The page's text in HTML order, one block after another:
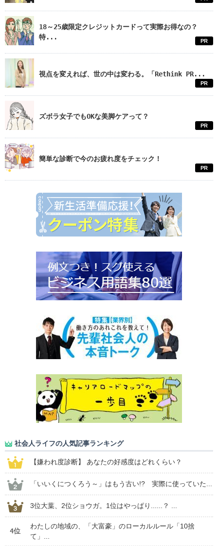
18～25歳限定クレジットカードって実際お得なの？
特...
PR
視点を変えれば、世の中は変わる。「Rethink PR...
PR
ズボラ女子でもOKな美脚ケアって？
PR
簡単な診断で今のお疲れ度をチェック！
PR
社会人ライフの人気記事ランキング
【嫌われ度診断】 あなたの好感度はどれくらい？
「いいくにつくろう～」はもう古い!? 実際に使っていた...
3位大葉、2位ショウガ。1位はやっぱり......？ ...
4位
わたしの地域の、「大富豪」のローカルルール「10捨
て」...